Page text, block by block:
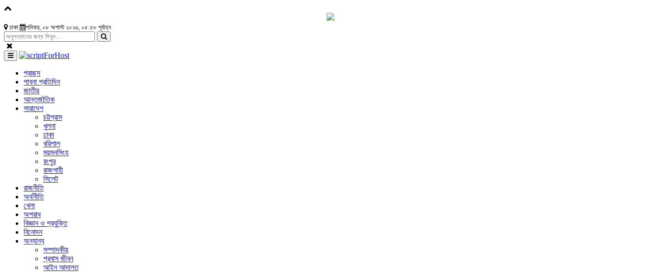
ঢাকা শনিবার, ০৮ অগাস্ট ২০২৬, ০৫:৫৮ পূর্বাহ্ন
প্রচ্ছদ
পাবনা প্রতিদিন
জাতীয়
আন্তর্জাতিক
সারাদেশ
চট্টগ্রাম
খুলনা
ঢাকা
বরিশাল
ময়মনসিংহ
রংপুর
রাজশাহী
সিলেট
রাজনীতি
অর্থনীতি
খেলা
অপরাধ
বিজ্ঞান ও প্রযুক্তি
বিনোদন
অন্যান্য
সম্পাদকীয়
প্রবাস জীবন
আইন আদালত